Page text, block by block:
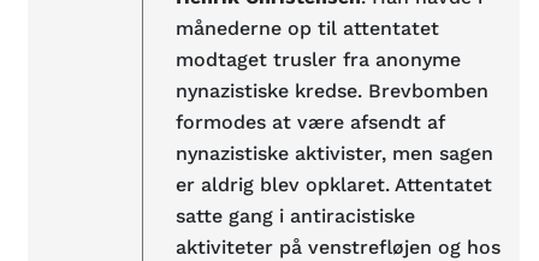
månederne op til attentatet
modtaget trusler fra anonyme
nynazistiske kredse. Brevbomben
formodes at være afsendt af
nynazistiske aktivister, men sagen
er aldrig blev opklaret. Attentatet
satte gang i antiracistiske
aktiviteter på venstrefløjen og hos